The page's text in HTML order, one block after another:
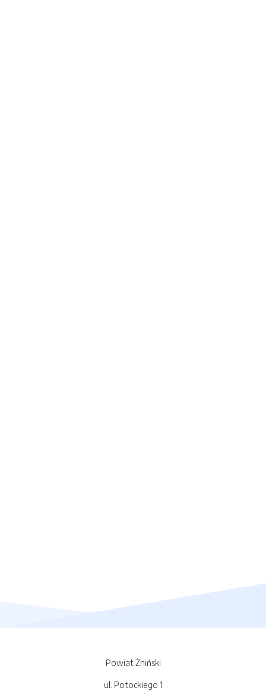
Powiat Żniński
ul. Potockiego 1